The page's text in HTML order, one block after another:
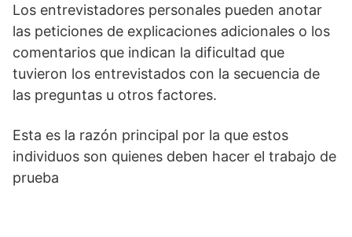
Los entrevistadores personales pueden anotar
las peticiones de explicaciones adicionales o los
comentarios que indican la dificultad que
tuvieron los entrevistados con la secuencia de
las preguntas u otros factores.
Esta es la razón principal por la que estos
individuos son quienes deben hacer el trabajo de
prueba